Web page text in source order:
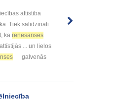
attīstība
Tiek salīdzināti ...
ka renesanses
... un lielos
galvenās